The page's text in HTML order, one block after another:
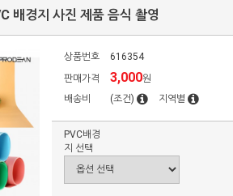
배경지 사진 제품 음식 촬영
상품번호
616354
판매가격
3,000원
배송비
(조건) 지역별
PVC배경
지 선택